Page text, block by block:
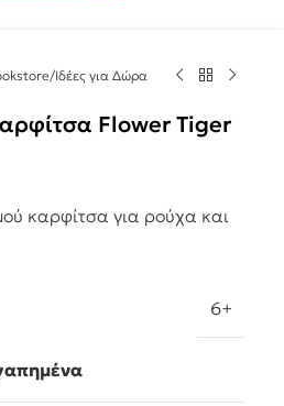
/Ιδέες για Δώρα
Flower Tiger
καρφίτσα για ρούχα και
6+